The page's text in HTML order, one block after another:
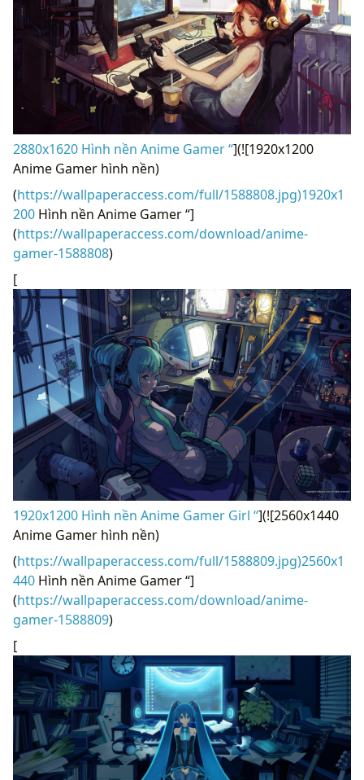
2880x1620 Hình nền Anime Gamer “](![1920x1200
Anime Gamer hình nền)
(https://wallpaperaccess.com/full/1588808.jpg)1920x1
200 Hình nền Anime Gamer “]
(https://wallpaperaccess.com/download/anime-
gamer-1588808)
[
1920x1200 Hình nền Anime Gamer Girl “](![2560x1440
Anime Gamer hình nền)
(https://wallpaperaccess.com/full/1588809.jpg)2560x1
440 Hình nền Anime Gamer “]
(https://wallpaperaccess.com/download/anime-
gamer-1588809)
[